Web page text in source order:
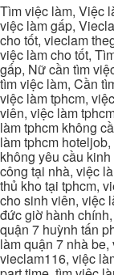
Tìm việc làm, Việc
việc làm gấp,
cho tốt, vieclam
việc làm cho tốt,
gấp, Nữ cần tìm
tìm việc làm, Cần
việc làm tphcm,
viên, việc làm
làm tphcm không
làm tphcm
không yêu cầu
công tại nhà, việc
thủ kho tại tphcm,
cho sinh viên, việc
đức giờ hành
quận 7 huỳnh tấn
làm quận 7 nhà
vieclam116, việc